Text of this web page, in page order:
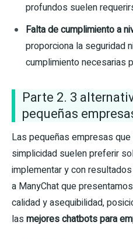
profundos suelen
Falta de cumplimiento a
proporciona la seguridad
cumplimiento necesarias
Parte 2. 3
pequeñas
Las pequeñas empresas
simplicidad suelen preferir
implementar y con
a ManyChat que
calidad y asequibilidad,
las mejores chatbots para